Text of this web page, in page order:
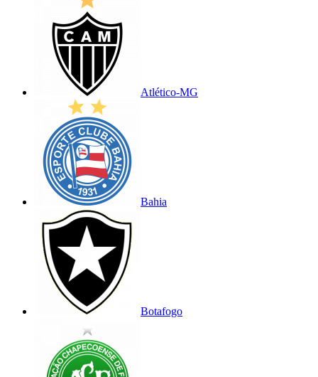
Atlético-MG
Bahia
Botafogo